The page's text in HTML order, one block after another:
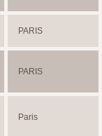
PARIS
PARIS
Paris